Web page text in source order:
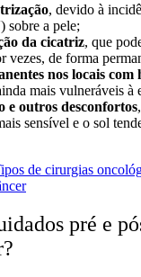
, devido à
sobre a pele;
da cicatriz, que
de forma
nos locais com
mais vulneráveis à
e outros desconfortos
sensível e o sol
de cirurgias
pré e